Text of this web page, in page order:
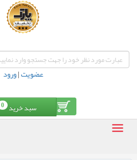
عضویت|ورود
سبد خرید 0